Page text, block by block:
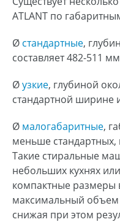
ATLANT по
Ø стандартные,
составляет 482-511
Øузкие, глубиной
стандартной ширине
Ø малогабаритные,
меньше стандартных,
Такие стиральные
небольших кухнях
компактные размеры
максимальный объем
снижая при этом